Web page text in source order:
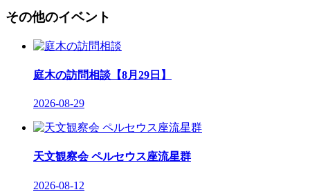
その他のイベント
庭木の訪問相談【8月29日】
2026-08-29
天文観察会 ペルセウス座流星群
2026-08-12